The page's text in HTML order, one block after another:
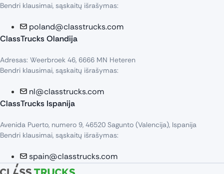
Bendri klausimai, sąskaitų išrašymas:
poland@classtrucks.com
ClassTrucks Olandija​
Adresas: Weerbroek 46, 6666 MN Heteren
Bendri klausimai, sąskaitų išrašymas:
nl@classtrucks.com
ClassTrucks Ispanija
Avenida Puerto, numero 9, 46520 Sagunto (Valencija), Ispanija
Bendri klausimai, sąskaitų išrašymas:
spain@classtrucks.com